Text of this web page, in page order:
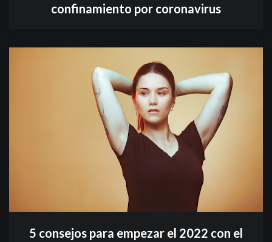
confinamiento por coronavirus
5 consejos para empezar el 2022 con el